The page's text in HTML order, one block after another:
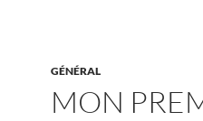
GÉNÉRAL
MON